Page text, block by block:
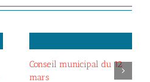
Conseil municipal du 12
mars